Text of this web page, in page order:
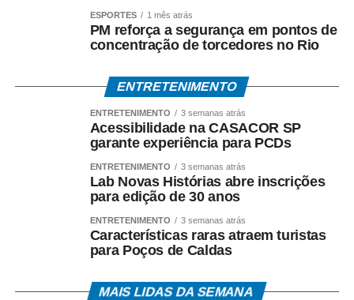
ESPORTES 1 mês atrás
PM reforça a segurança em pontos de
concentração de torcedores no Rio
ENTRETENIMENTO
ENTRETENIMENTO 3 semanas atrás
Acessibilidade na CASACOR SP
garante experiência para PCDs
ENTRETENIMENTO 3 semanas atrás
Lab Novas Histórias abre inscrições
para edição de 30 anos
ENTRETENIMENTO 3 semanas atrás
Características raras atraem turistas
para Poços de Caldas
MAIS LIDAS DA SEMANA